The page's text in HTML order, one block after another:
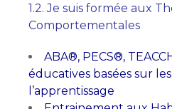
1.2. Je suis formée aux
Comportementales
ABA®, PECS®,
éducatives basées sur
l’apprentissage